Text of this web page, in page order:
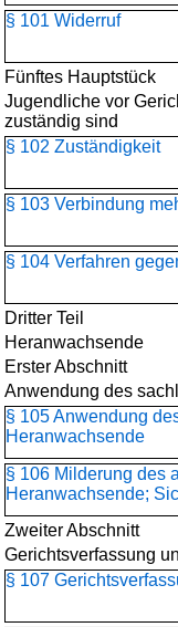
§ 101 Widerruf
Fünftes Hauptstück
Jugendliche vor
zuständig sind
§ 102 Zuständigkeit
§ 103 Verbindung
§ 104 Verfahren
Dritter Teil
Heranwachsende
Erster Abschnitt
Anwendung des
§ 105 Anwendung
Heranwachsende
§ 106 Milderung des
Heranwachsende;
Zweiter Abschnitt
Gerichtsverfassung
§ 107